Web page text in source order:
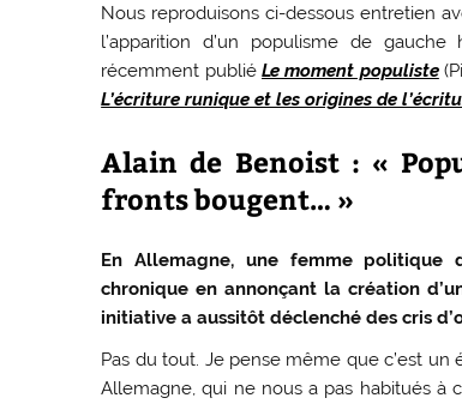
Nous reproduisons ci-dessous entretien
l’apparition d’un populisme de
récemment publié Le moment populiste
L’écriture runique et les origines de
Alain de Benoist : «
fronts bougent… »
En Allemagne, une femme politique
chronique en annonçant la création
initiative a aussitôt déclenché des cris
Pas du tout. Je pense même que c’est
Allemagne, qui ne nous a pas habitués à